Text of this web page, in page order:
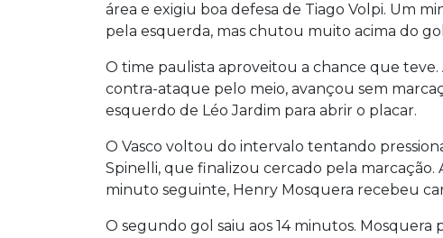
área e exigiu boa defesa de Tiago Volpi. Um
pela esquerda, mas chutou muito acima do
O time paulista aproveitou a chance que
contra-ataque pelo meio, avançou sem
esquerdo de Léo Jardim para abrir o placar.
O Vasco voltou do intervalo tentando
Spinelli, que finalizou cercado pela marcação.
minuto seguinte, Henry Mosquera recebeu
O segundo gol saiu aos 14 minutos. Mosquera